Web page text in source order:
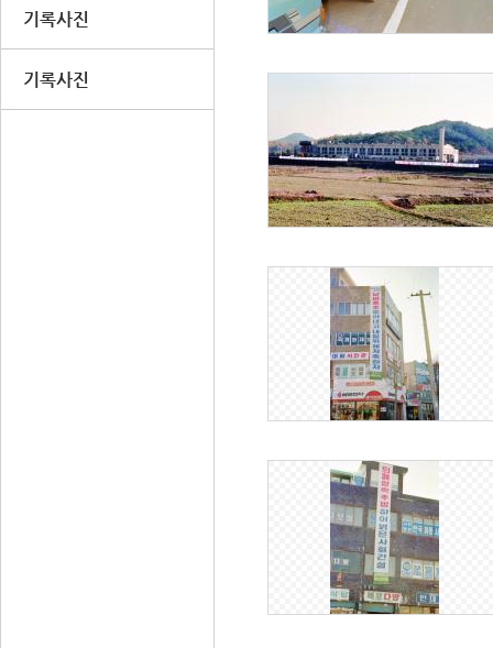
기록사진
기록사진